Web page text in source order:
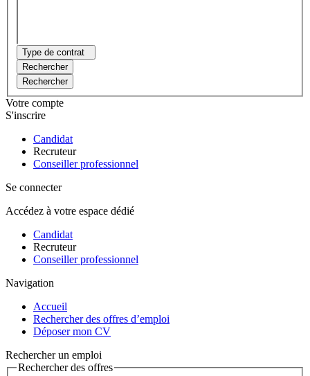
Type de contrat
Rechercher
Rechercher
Votre compte
S'inscrire
Candidat
Recruteur
Conseiller professionnel
Se connecter
Accédez à votre espace dédié
Candidat
Recruteur
Conseiller professionnel
Navigation
Accueil
Rechercher des offres d’emploi
Déposer mon CV
Rechercher un emploi
Rechercher des offres